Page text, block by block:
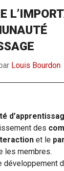
Louis Bourdon
des
et le
les membres.
développement